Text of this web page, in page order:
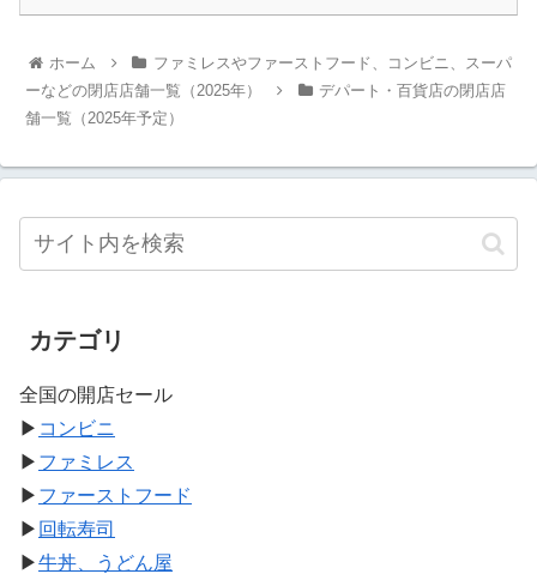
ホーム
ファミレスやファーストフード、コンビニ、スーパ
ーなどの閉店店舗一覧（2025年）
デパート・百貨店の閉店店
舗一覧（2025年予定）
カテゴリ
全国の開店セール
▶ コンビニ
▶ ファミレス
▶ ファーストフード
▶ 回転寿司
▶牛丼、うどん屋